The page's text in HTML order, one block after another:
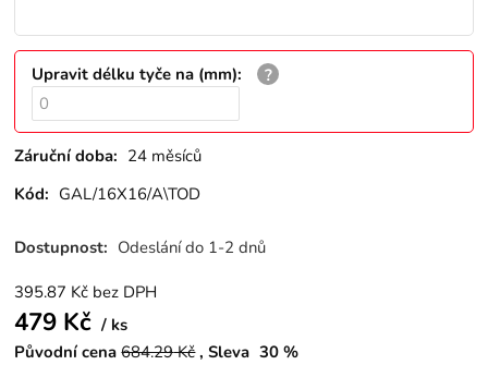
Upravit délku tyče na (mm):
Záruční doba: 24 měsíců
Kód: GAL/16X16/A\TOD
Dostupnost: Odeslání do 1-2 dnů
395.87 Kč bez DPH
479 Kč
ks
Původní cena 684.29Kč Sleva 30 %